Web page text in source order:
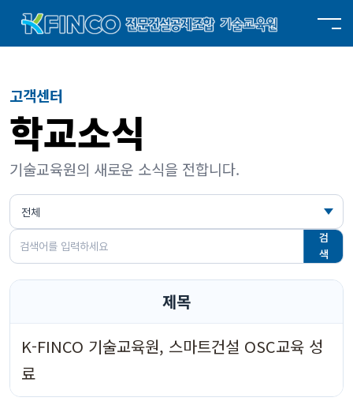
고객센터
학교소식
기술교육원의 새로운 소식을 전합니다.
검
색
제목
K-FINCO 기술교육원, 스마트건설 OSC교육 성
료